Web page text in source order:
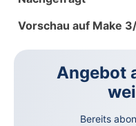
Vorschau auf Make
Angebot
Bereits